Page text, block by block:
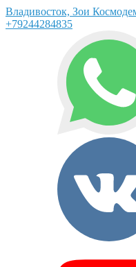
Владивосток, Зои
+79244284835